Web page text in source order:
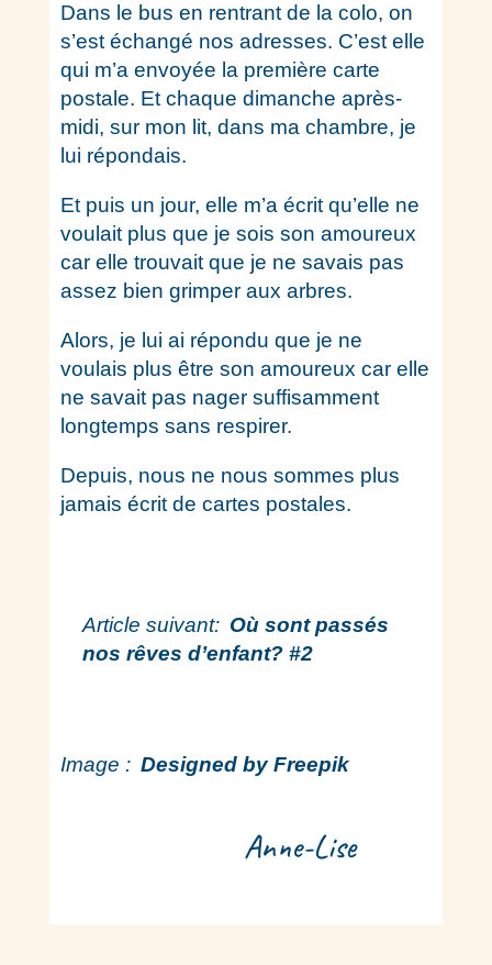
Dans le bus en rentrant de la colo, on
s’est échangé nos adresses. C’est elle
qui m’a envoyée la première carte
postale. Et chaque dimanche après-
midi, sur mon lit, dans ma chambre, je
lui répondais.
Et puis un jour, elle m’a écrit qu’elle ne
voulait plus que je sois son amoureux
car elle trouvait que je ne savais pas
assez bien grimper aux arbres.
Alors, je lui ai répondu que je ne
voulais plus être son amoureux car elle
ne savait pas nager suffisamment
longtemps sans respirer.
Depuis, nous ne nous sommes plus
jamais écrit de cartes postales.
Article suivant: Où sont passés
nos rêves d’enfant? #2
Image : Designed by Freepik
Anne-Lise